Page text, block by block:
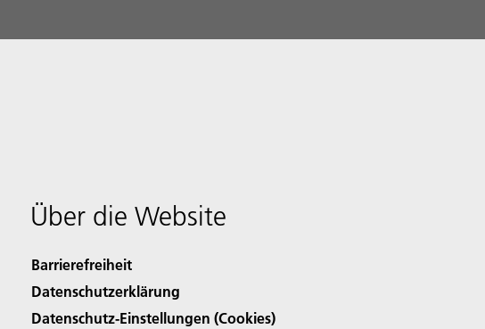
Über die Website
Barrierefreiheit
Datenschutzerklärung
Datenschutz-Einstellungen (Cookies)